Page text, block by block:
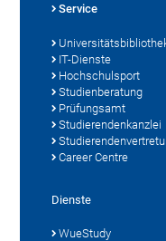
Service
IT-Dienste
Hochschulsport
Studienberatung
Prüfungsamt
Studierendenkanzlei
Career Centre
Dienste
WueStudy